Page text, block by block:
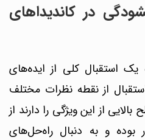
در کاندیداهای
یک استقبال کلی از ایده‌های
از نقطه نظرات مختلف
از این ویژگی را دارند از
بوده و به دنبال راه‌حل‌های